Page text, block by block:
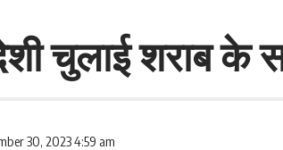
चुलाई शराब के
30, 2023 4:59 am